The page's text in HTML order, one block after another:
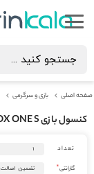
صفحه اصلی بازی و سرگرمی
کنسول بازی XBOX ONE S حافظه 1 ترابایت (استوک)
تعداد
گارانتی